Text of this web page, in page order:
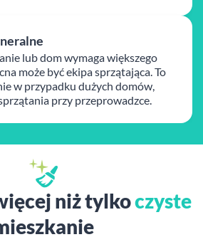
lub dom wymaga większego
może być ekipa sprzątająca. To
w przypadku dużych domów,
przy przeprowadzce.
niż tylkoczyste